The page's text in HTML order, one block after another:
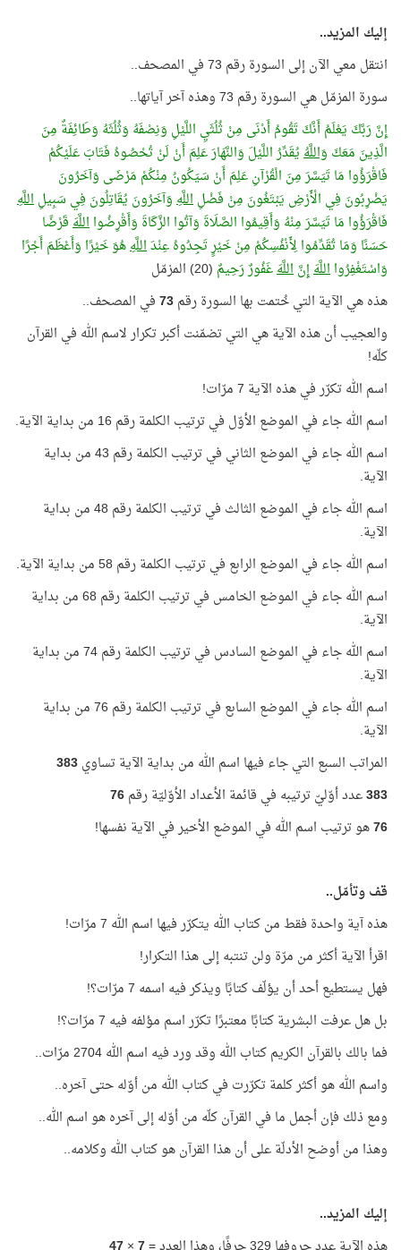
إليك المزيد..
انتقل معي الآن إلى السورة رقم 73 في المصحف..
سورة المزمّل هي السورة رقم 73 وهذه آخر آياتها..
إِنَّ رَبَّكَ يَعْلَمُ أَنَّكَ تَقُومُ أَدْنَى مِنْ ثُلُثَيِ اللَّيْلِ وَنِصْفَهُ وَثُلُثَهُ وَطَائِفَةٌ مِنَ
الَّذِينَ مَعَكَ وَاللَّهُيُقَدِّرُ اللَّيْلَ وَالنَّهَارَ عَلِمَ أَنْ لَنْ تُحْصُوهُ فَتَابَ عَلَيْكُمْ
فَاقْرَؤُوا مَا تَيَسَّرَ مِنَ الْقُرْآنِ عَلِمَ أَنْ سَيَكُونُ مِنْكُمْ مَرْضَى وَآخَرُونَ
يَضْرِبُونَ فِي الْأَرْضِ يَبْتَغُونَ مِنْ فَضْلِاللَّهِوَآخَرُونَ يُقَاتِلُونَ فِي سَبِيلِاللَّهِ
فَاقْرَؤُوا مَا تَيَسَّرَ مِنْهُ وَأَقِيمُوا الصَّلَاةَ وَآتُوا الزَّكَاةَ وَأَقْرِضُوااللَّهَقَرْضًا
حَسَنًا وَمَا تُقَدِّمُوا لِأَنْفُسِكُمْ مِنْ خَيْرٍ تَجِدُوهُ عِنْدَاللَّهِهُوَ خَيْرًا وَأَعْظَمَ أَجْرًا
وَاسْتَغْفِرُوااللَّهَإِنَّاللَّهَغَفُورٌ رَحِيمٌ (20) المزمّل
هذه هي الآية التي خُتمت بها السورة رقم73في المصحف..
والعجيب أن هذه الآية هي التي تضمّنت أكبر تكرار لاسم الله في القرآن
كلّه!
اسم الله تكرّر في هذه الآية 7 مرّات!
اسم الله جاء في الموضع الأوّل في ترتيب الكلمة رقم 16 من بداية الآية.
اسم الله جاء في الموضع الثاني في ترتيب الكلمة رقم 43 من بداية
الآية.
اسم الله جاء في الموضع الثالث في ترتيب الكلمة رقم 48 من بداية
الآية.
اسم الله جاء في الموضع الرابع في ترتيب الكلمة رقم 58 من بداية الآية.
اسم الله جاء في الموضع الخامس في ترتيب الكلمة رقم 68 من بداية
الآية.
اسم الله جاء في الموضع السادس في ترتيب الكلمة رقم 74 من بداية
الآية.
اسم الله جاء في الموضع السابع في ترتيب الكلمة رقم 76 من بداية
الآية.
المراتب السبع التي جاء فيها اسم الله من بداية الآية تساوي383
383عدد أوّليّ ترتيبه في قائمة الأعداد الأوّليّة رقم76
76هو ترتيب اسم الله في الموضع الأخير في الآية نفسها!
قف وتأمّل..
هذه آية واحدة فقط من كتاب الله يتكرّر فيها اسم الله 7 مرّات!
اقرأ الآية أكثر من مرّة ولن تنتبه إلى هذا التكرار!
فهل يستطيع أحد أن يؤلّف كتابًا ويذكر فيه اسمه 7 مرّات؟!
بل هل عرفت البشرية كتابًا معتبرًا تكرّر اسم مؤلفه فيه 7 مرّات؟!
فما بالك بالقرآن الكريم كتاب الله وقد ورد فيه اسم الله 2704 مرّات..
واسم الله هو أكثر كلمة تكرّرت في كتاب الله من أوّله حتى آخره..
ومع ذلك فإن أجمل ما في القرآن كلّه من أوّله إلى آخره هو اسم الله..
وهذا من أوضح الأدلّة على أن هذا القرآن هو كتاب الله وكلامه..
إليك المزيد..